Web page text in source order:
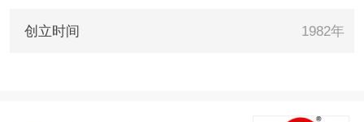
创立时间 1982年